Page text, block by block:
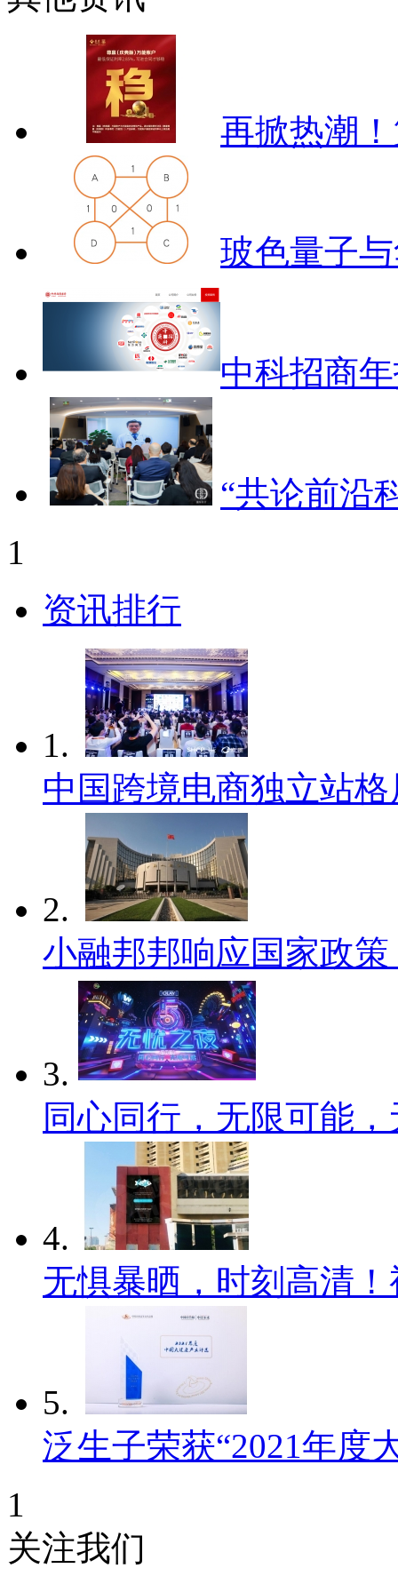
再掀热潮
玻色量子
中科招商
“共论前沿
1
资讯排行
1.
中国跨境电商独立站格
2.
小融邦邦响应国家政策
3.
同心同行，无限可能，
4.
无惧暴晒，时刻高清！
5.
泛生子荣获“2021年度
1
关注我们